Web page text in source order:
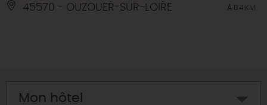
45570 - OUZOUER-SUR-LOIRE À 0.4 KM
Mon hôtel